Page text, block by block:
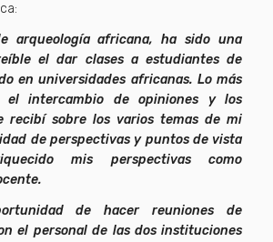
arqueología africana, ha sido una
el dar clases a estudiantes de
en universidades africanas. Lo más
el intercambio de opiniones y los
recibí sobre los varios temas de mi
de perspectivas y puntos de vista
mis perspectivas como
de hacer reuniones de
el personal de las dos instituciones